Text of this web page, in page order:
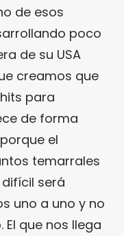
de esos
poco
de su USA
creamos que
para
de forma
el
temarrales
será
uno a uno y no
que nos llega